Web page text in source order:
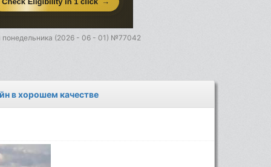
понедельника (2026 - 06 - 01) №77042
в хорошем качестве